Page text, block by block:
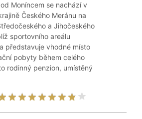
Moníncem se nachází v
Českého Meránu na
a Jihočeského
sportovního areálu
představuje vhodné místo
pobyty během celého
rodinný penzion, umístěný